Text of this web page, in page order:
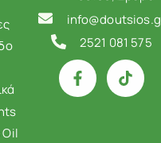
2521 081 575